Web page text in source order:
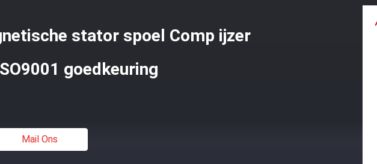
stator spoel Comp ijzer
goedkeuring
Mail Ons